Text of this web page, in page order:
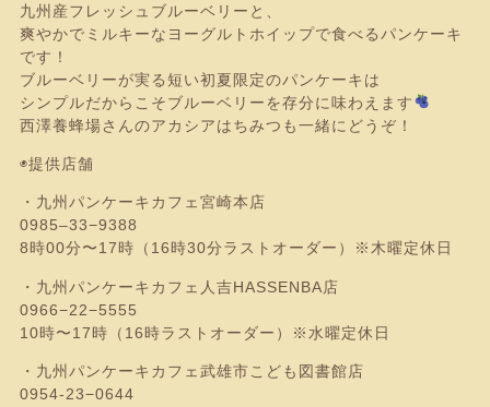
九州産フレッシュブルーベリーと、
爽やかでミルキーなヨーグルトホイップで食べるパンケーキ
です！
ブルーベリーが実る短い初夏限定のパンケーキは
シンプルだからこそブルーベリーを存分に味わえます
西澤養蜂場さんのアカシアはちみつも一緒にどうぞ！
◉提供店舗
・九州パンケーキカフェ宮崎本店
0985–33−9388
8時00分〜17時（16時30分ラストオーダー）※木曜定休日
・九州パンケーキカフェ人吉HASSENBA店
0966−22−5555
10時〜17時（16時ラストオーダー）※水曜定休日
・九州パンケーキカフェ武雄市こども図書館店
0954-23−0644